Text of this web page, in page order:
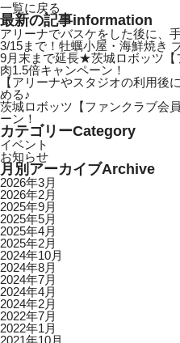
一覧に戻る
最新の記事information
アリーナでバスケをした後に、
3/15まで！牡蠣小屋・海鮮焼き
9月末まで延長★茨城ロボッツ【
肉1.5倍キャンペーン！
【アリーナやスタジオの利用後
める♪
茨城ロボッツ【ファンクラブ会
ーン！
カテゴリーCategory
イベント
お知らせ
月別アーカイブArchive
2026年3月
2026年2月
2025年9月
2025年5月
2025年4月
2025年2月
2024年10月
2024年8月
2024年7月
2024年4月
2024年2月
2022年7月
2022年1月
2021年10月